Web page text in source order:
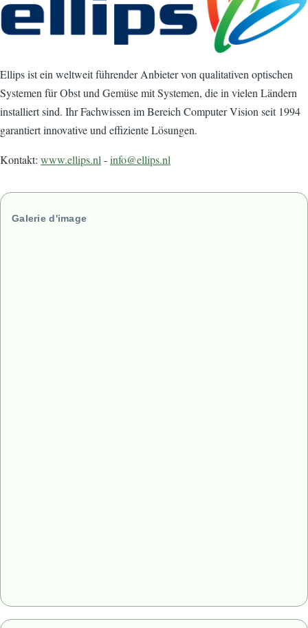
Ellips ist ein weltweit führender Anbieter von qualitativen optischen
Systemen für Obst und Gemüse mit Systemen, die in vielen Ländern
installiert sind. Ihr Fachwissen im Bereich Computer Vision seit 1994
garantiert innovative und effiziente Lösungen.
Kontakt: www.ellips.nl -info@ellips.nl
Galerie d'image